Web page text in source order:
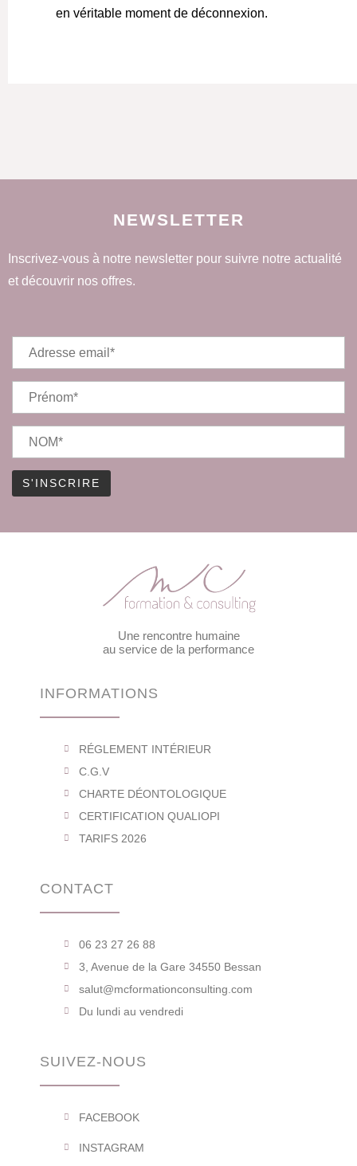
en véritable moment de déconnexion.
NEWSLETTER
Inscrivez-vous à notre newsletter pour suivre notre actualité
et découvrir nos offres.
Une rencontre humaine
au service de la performance
INFORMATIONS
RÉGLEMENT INTÉRIEUR
C.G.V
CHARTE DÉONTOLOGIQUE
CERTIFICATION QUALIOPI
TARIFS 2026
CONTACT
06 23 27 26 88
3, Avenue de la Gare 34550 Bessan
salut@mcformationconsulting.com
Du lundi au vendredi
SUIVEZ-NOUS
FACEBOOK
INSTAGRAM